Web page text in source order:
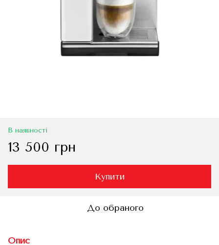
В наявності
13 500 грн
Купити
До обраного
Опис